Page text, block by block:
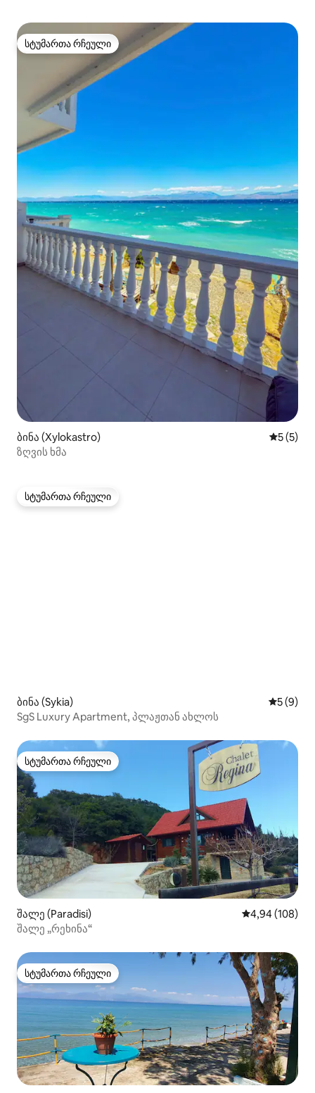
სტუმართა რჩეული
სტუმართა რჩეული
ბინა (Xylokastro)
5 (5)
ზღვის ხმა
სტუმართა რჩეული
სტუმართა რჩეული
ბინა (Sykia) საშუალო
5 (9)
SgS Luxury Apartment, პლაჟთან ახლოს
სტუმართა რჩეული
სტუმართა რჩეული
შალე (Paradisi) საშუალო
4,94 (108)
შალე „რეხინა“
სტუმართა რჩეული
სტუმართა რჩეული